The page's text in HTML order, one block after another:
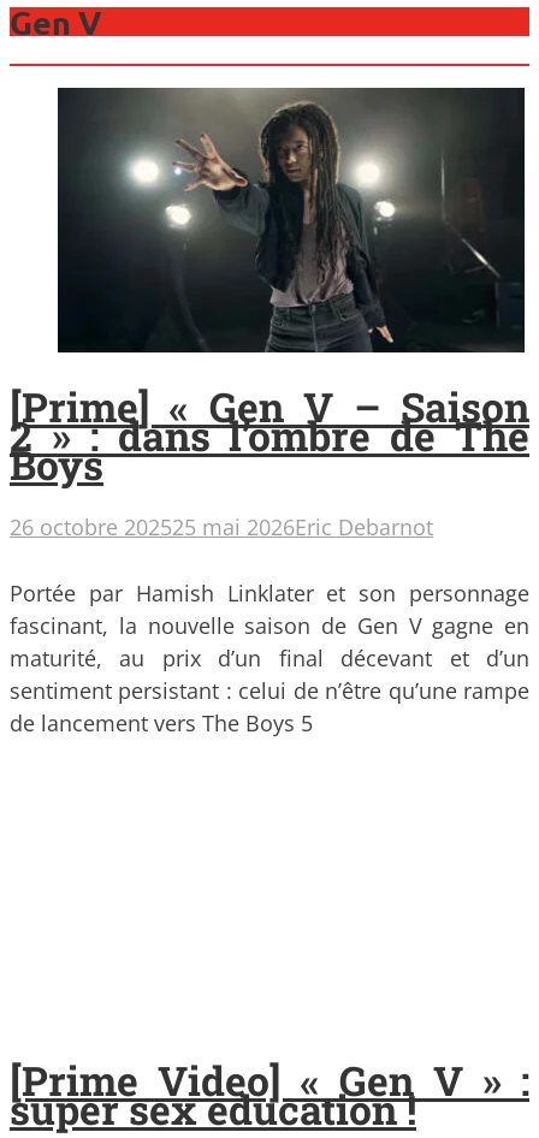
Gen V
[Prime] « Gen V – Saison
2 » : dans l’ombre de The
Boys
26 octobre 202525 mai 2026Eric Debarnot
Portée par Hamish Linklater et son personnage
fascinant, la nouvelle saison de Gen V gagne en
maturité, au prix d’un final décevant et d’un
sentiment persistant : celui de n’être qu’une rampe
de lancement vers The Boys 5
[Prime Video] « Gen V » :
super sex education !